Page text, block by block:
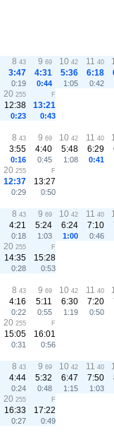
8 43 9 69 10 42 11 40
3:47 4:31 5:36 6:18
0:19 0:44 1:05 0:42
20 255 F
12:38 13:21
0:23 0:43
8 43 9 69 10 42 11 40
3:55 4:40 5:48 6:29
0:16 0:45 1:08 0:41
20 255 F
12:37 13:27
0:29 0:50
8 43 9 69 10 42 11 40
4:21 5:24 6:24 7:10
0:18 1:03 1:00 0:46
20 255 F
14:35 15:28
0:28 0:53
8 43 9 69 10 42 11 40
4:16 5:11 6:30 7:20
0:22 0:55 1:19 0:50
20 255 F
15:05 16:01
0:31 0:56
8 43 9 69 10 42 11 40
4:44 5:32 6:47 7:50
0:24 0:48 1:15 1:03
20 255 F
16:33 17:22
0:27 0:49